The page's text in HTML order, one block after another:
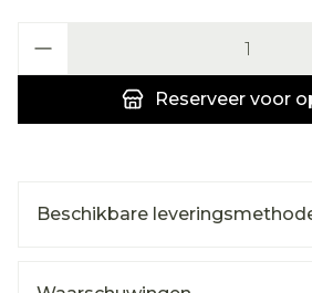
Reserveer voor
Beschikbare